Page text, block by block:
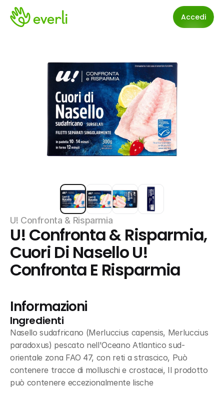
Accedi
U! Confronta & Risparmia
U! Confronta & Risparmia,
Cuori Di Nasello U!
Confronta E Risparmia
Informazioni
Ingredienti
Nasello sudafricano (Merluccius capensis, Merluccius
paradoxus) pescato nell'Oceano Atlantico sud-
orientale zona FAO 47, con reti a strascico, Può
contenere tracce di molluschi e crostacei, Il prodotto
può contenere eccezionalmente lische